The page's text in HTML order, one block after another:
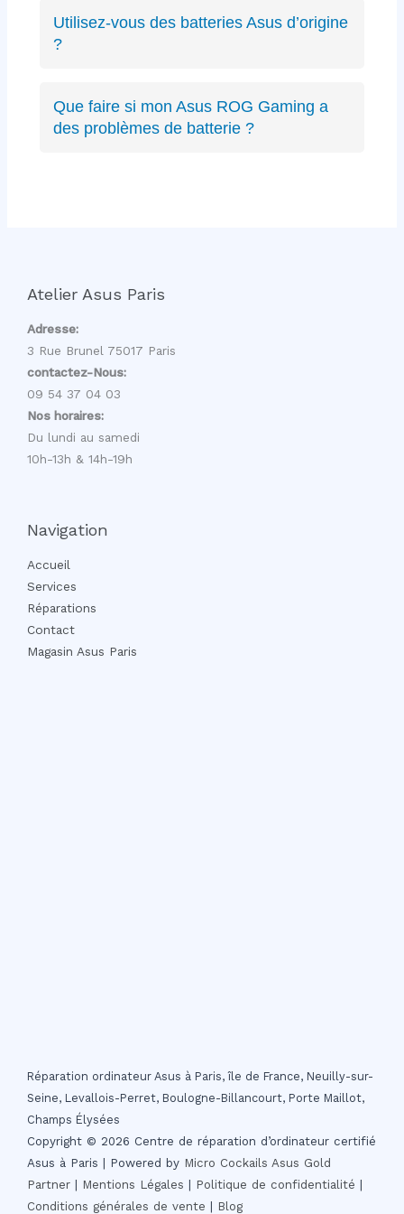
Zephyrus, TUF Gaming, ExpertBook, ProArt,
récents ou anciens. Expertise complète sur
Utilisez-vous des batteries Asus d’origine
?
équivalents certifiés aux mêmes spécifications
techniques et de qualité équivalente.
Que faire si mon Asus ROG Gaming a
des problèmes de batterie ?
Atelier Asus Paris
Adresse:
3 Rue Brunel 75017 Paris
contactez-Nous:
09 54 37 04 03
Nos horaires:
Du lundi au samedi
10h-13h & 14h-19h
Navigation
Accueil
Services
Réparations
Contact
Magasin Asus Paris
Réparation ordinateur Asus à Paris, île de France, Neuilly-sur-
Seine, Levallois-Perret, Boulogne-Billancourt, Porte Maillot,
Champs Élysées
Copyright © 2026 Centre de réparation d’ordinateur certifié
Asus à Paris | Powered by Micro Cockails Asus Gold
Partner
Mentions Légales Politique de confidentialité
Conditions générales de vente
Blog